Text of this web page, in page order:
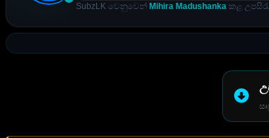
SubzLK වෙනුවෙන් Mihira Madushanka කළ